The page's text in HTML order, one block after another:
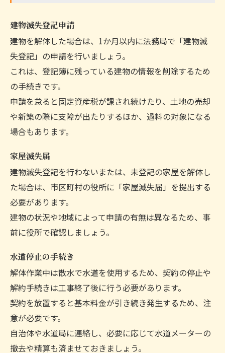
建物滅失登記申請
建物を解体した場合は、1か月以内に法務局で「建物滅
失登記」の申請を行いましょう。
これは、登記簿に残っている建物の情報を削除するため
の手続きです。
申請を怠ると固定資産税が課され続けたり、土地の売却
や新築の際に支障が出たりするほか、過料の対象になる
場合もあります。
家屋滅失届
建物滅失登記を行わないまたは、未登記の家屋を解体し
た場合は、市区町村の役所に「家屋滅失届」を提出する
必要があります。
建物の状況や地域によって申請の有無は異なるため、事
前に役所で確認しましょう。
水道停止の手続き
解体作業中は散水で水道を使用するため、契約の停止や
解約手続きは工事終了後に行う必要があります。
契約を放置すると基本料金が引き続き発生するため、注
意が必要です。
自治体や水道局に連絡し、必要に応じて水道メーターの
撤去や精算も済ませておきましょう。